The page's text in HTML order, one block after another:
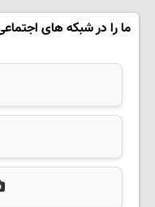
ما را در شبکه های